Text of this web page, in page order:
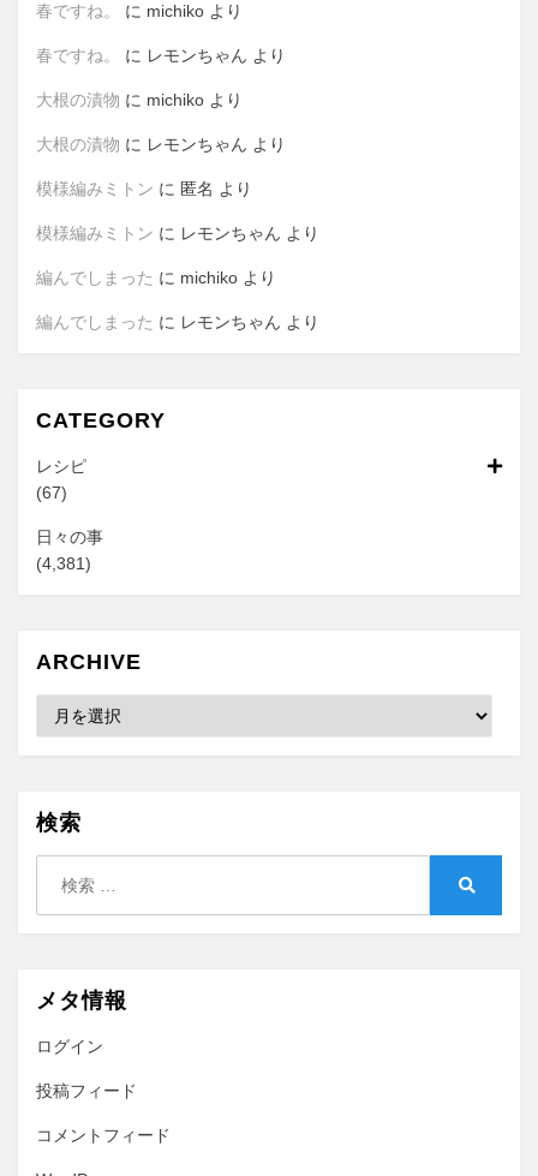
春ですね。 に michiko より
春ですね。 に レモンちゃん より
大根の漬物 に michiko より
大根の漬物 に レモンちゃん より
模様編みミトン に 匿名 より
模様編みミトン に レモンちゃん より
編んでしまった に michiko より
編んでしまった に レモンちゃん より
CATEGORY
レシピ
(67)
日々の事
(4,381)
ARCHIVE
Archive
検索
メタ情報
ログイン
投稿フィード
コメントフィード